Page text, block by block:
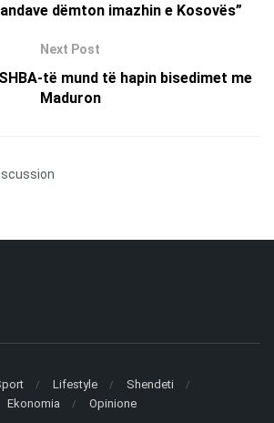
dëmton imazhin e Kosovës”
Next Post
të mund të hapin bisedimet me
Maduron
Lifestyle
Shendeti
Ekonomia Opinione